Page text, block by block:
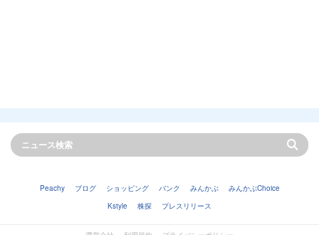
Peachy ブログ ショッピング バンク みんかぶ
みんかぶChoice
Kstyle
株探 プレスリリース